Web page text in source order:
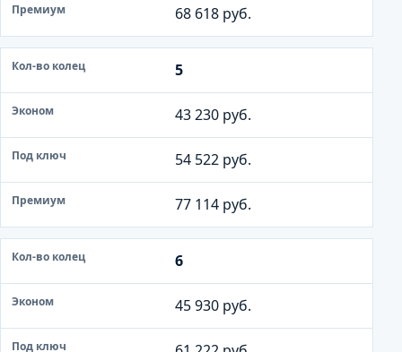
к
о
о
м
П
о
д
68 618 руб.
5
43 230 руб.
54 522 руб.
77 114 руб.
6
45 930 руб.